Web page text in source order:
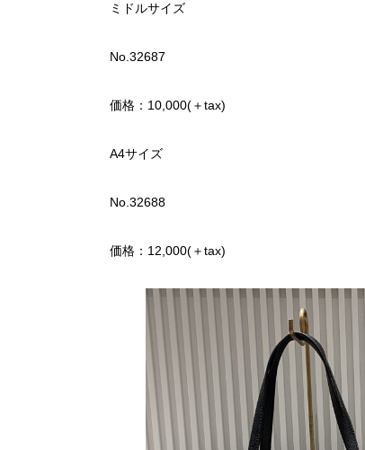
ミドルサイズ
No.32687
価格：10,000(＋tax)
A4サイズ
No.32688
価格：12,000(＋tax)